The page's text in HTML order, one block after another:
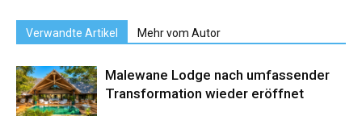
Verwandte Artikel Mehr vom Autor
Malewane Lodge nach umfassender
Transformation wieder eröffnet